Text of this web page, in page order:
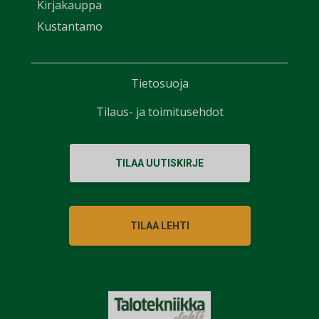
Kirjakauppa
Kustantamo
TILAA UUTISKIRJE
TILAA LEHTI
Tietosuoja
Tilaus- ja toimitusehdot